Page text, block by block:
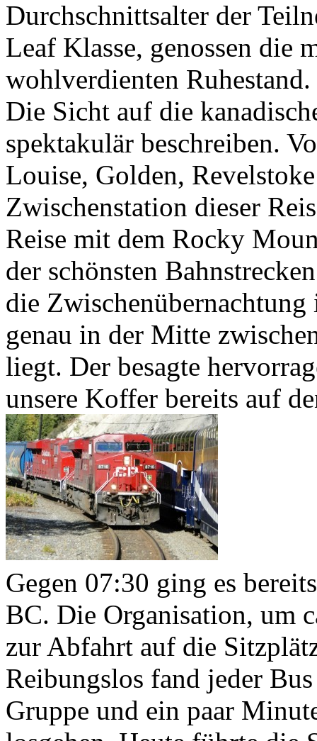
Durchschnittsalter der
Leaf Klasse, genossen die
wohlverdienten Ruhestand.
Die Sicht auf die
spektakulär beschreiben.
Louise, Golden,
Zwischenstation dieser
Reise mit dem Rocky
der schönsten
die
genau in der Mitte
liegt. Der besagte
unsere Koffer bereits auf
Gegen 07:30 ging es
BC. Die Organisation, um
zur Abfahrt auf die
Reibungslos fand jeder
Gruppe und ein paar